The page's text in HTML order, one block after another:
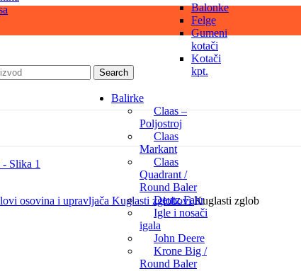
Balirke
Claas –
Poljostroj
Claas
Markant
Claas
Quadrant /
Round Baler
Deutz Fahr
Igle i nosači
igala
John Deere
Krone Big /
Round Baler
Search
Balonke
Felge
Gumeni
kotači
Kotači
kpt.
osovina i upravljača Kuglasti zgloboviKuglasti zglob